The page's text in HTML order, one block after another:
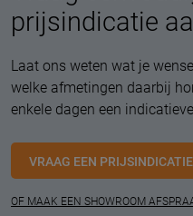
prijsindicatie
Laat ons weten wat je
welke afmetingen daarbij
enkele dagen een
VRAAG EEN
OF MAAK EEN SHOWROOM